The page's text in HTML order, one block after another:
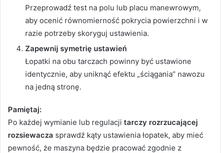
Przeprowadź test na polu lub placu manewrowym,
aby ocenić równomierność pokrycia powierzchni i w
razie potrzeby skoryguj ustawienia.
Zapewnij symetrię ustawień
Łopatki na obu tarczach powinny być ustawione
identycznie, aby uniknąć efektu „ściągania” nawozu
na jedną stronę.
Pamiętaj:
Po każdej wymianie lub regulacji tarczy rozrzucającej
rozsiewacza sprawdź kąty ustawienia łopatek, aby mieć
pewność, że maszyna będzie pracować zgodnie z